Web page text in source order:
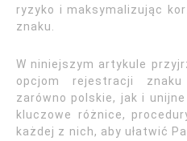
ryzyko i maksymalizując
znaku.
W niniejszym artykule
opcjom rejestracji znaku
zarówno polskie, jak i
kluczowe różnice,
każdej z nich, aby ułatwić